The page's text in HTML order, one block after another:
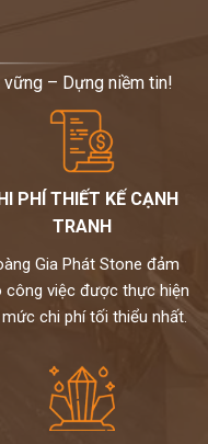
vững – Dựng niềm tin!
PHÍ THIẾT KẾ CẠNH
TRANH
Gia Phát Stone đảm
công việc được thực hiện
chi phí tối thiểu nhất.